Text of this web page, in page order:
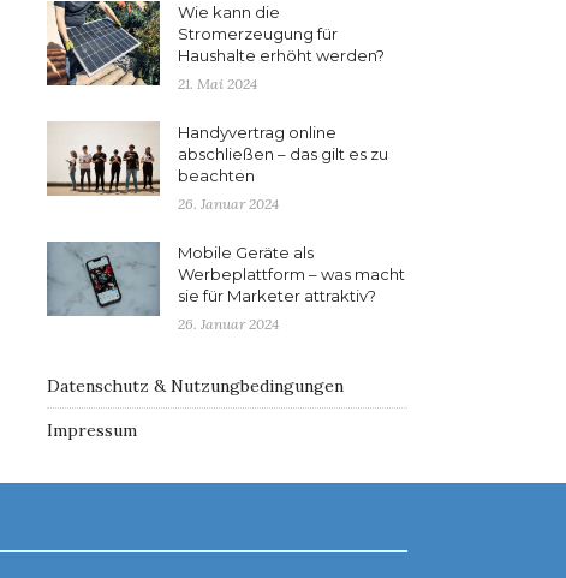
Wie kann die
Stromerzeugung für
Haushalte erhöht werden?
21. Mai 2024
Handyvertrag online
abschließen – das gilt es zu
beachten
26. Januar 2024
Mobile Geräte als
Werbeplattform – was macht
sie für Marketer attraktiv?
26. Januar 2024
Datenschutz & Nutzungbedingungen
Impressum